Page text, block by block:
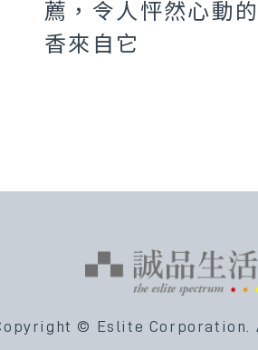
薦，令人怦然心動
香來自它
© Eslite Corporation.